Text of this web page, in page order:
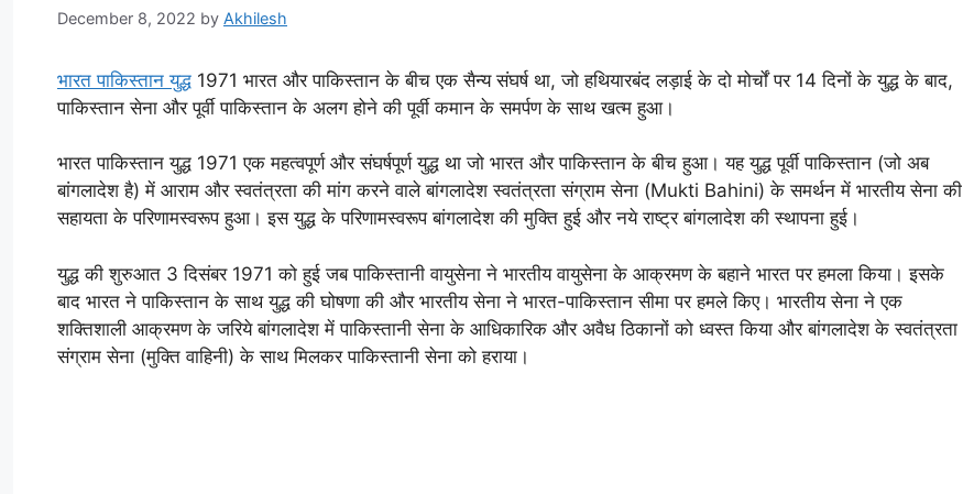
December 8, 2022 by Akhilesh
भारत पाकिस्तान युद्ध 1971 भारत और पाकिस्तान के बीच एक सैन्य संघर्ष था, जो हथियारबंद लड़ाई के दो मोर्चों पर 14 दिनों के युद्ध के बाद,
पाकिस्तान सेना और पूर्वी पाकिस्तान के अलग होने की पूर्वी कमान के समर्पण के साथ खत्म हुआ।
भारत पाकिस्तान युद्ध 1971 एक महत्वपूर्ण और संघर्षपूर्ण युद्ध था जो भारत और पाकिस्तान के बीच हुआ। यह युद्ध पूर्वी पाकिस्तान (जो अब
बांगलादेश है) में आराम और स्वतंत्रता की मांग करने वाले बांगलादेश स्वतंत्रता संग्राम सेना (Mukti Bahini) के समर्थन में भारतीय सेना की
सहायता के परिणामस्वरूप हुआ। इस युद्ध के परिणामस्वरूप बांगलादेश की मुक्ति हुई और नये राष्ट्र बांगलादेश की स्थापना हुई।
युद्ध की शुरुआत 3 दिसंबर 1971 को हुई जब पाकिस्तानी वायुसेना ने भारतीय वायुसेना के आक्रमण के बहाने भारत पर हमला किया। इसके
बाद भारत ने पाकिस्तान के साथ युद्ध की घोषणा की और भारतीय सेना ने भारत-पाकिस्तान सीमा पर हमले किए। भारतीय सेना ने एक
शक्तिशाली आक्रमण के जरिये बांगलादेश में पाकिस्तानी सेना के आधिकारिक और अवैध ठिकानों को ध्वस्त किया और बांगलादेश के स्वतंत्रता
संग्राम सेना (मुक्ति वाहिनी) के साथ मिलकर पाकिस्तानी सेना को हराया।